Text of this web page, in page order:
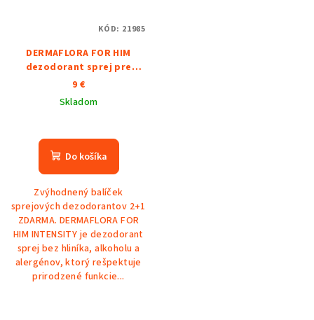
DERMAFLORA FOR HIM
dezodorant sprej pre
mužov INTENSITY 2+1
ZDARMA
9 €
Skladom
Do košíka
Zvýhodnený balíček
sprejových dezodorantov 2+1
ZDARMA. DERMAFLORA FOR
HIM INTENSITY je dezodorant
sprej bez hliníka, alkoholu a
alergénov, ktorý rešpektuje
prirodzené funkcie...
KÓD: 21985